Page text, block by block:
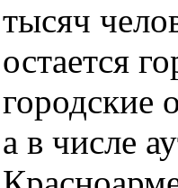
тысяч
остается
городские
а в числе